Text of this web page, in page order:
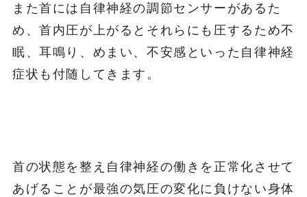
また首には自律神経の調節センサーがあるた
め、首内圧が上がるとそれらにも圧するため不
眠、耳鳴り、めまい、不安感といった自律神経
症状も付随してきます。
首の状態を整え自律神経の働きを正常化させて
あげることが最強の気圧の変化に負けない身体